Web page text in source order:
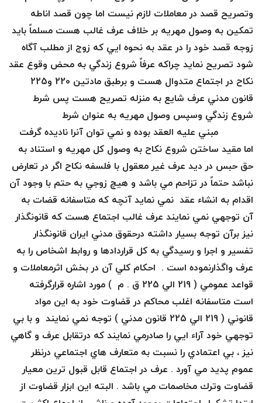
وتصريح قصد در معاملات لازم نيست اما چون قصد اناطه
تمكين به وصول مهريه بر خلاف عرف غالب هست مسلماً بايد
زوجه قصد خود را در عقد به نحوه ايي كه زوج از مطلب آگاه
شود تصريح نمايد چراكه عرفاً شروع زندگي به محض وقوع عقد
نكاح در اجتماع متدوال هست و برطبق مادتين 220 و225
قانون مدني عرف شايع به منزله تصريح هست پس شرط
شروع زندگي وسپس وصول مهريه به عنوان شرط
مبني عليه العقد بوده و نمي توان آنرا ناديده گرفت
اما مقيد ساختن شروع نكاح به وصول كل مهريه و استناد به
حق حبس در ديد عرف غير معقول با فلسفه نكاح اگر در تعارض
نباشد حتماً در تزاحم مي باشد و هيچ زوجي به حتم با وجود آن
اقدام به انشاء عقد نمي نمايد آنچه كه متاسفانه قضات به
آن توجهي نمي نمايند عرف غالب اجتماع هست كه قانونگذار
نيز برآن توجه بسيار داشته درحقوق مدني ايران قانونگذار
تفسير و اجرا و رسيدگي به كل قراردادها و روابط اشخاص را به
عرف واگذارنموده است . احكام كلي آن در بخش اثرمعاملات و
قواعد عمومي ( 219 الي 225 ق . م ) مورد اشاره قرارگرفته
است متاسفانه اغلب محاكم در قضاوت خود به اين مواد
قانوني ( 219 الي 225 قانون مدني ) توجه نمي نمايند و با بي
توجهي خود آراء ايي را صادرمي نمايند كه درتقابل عرف و گاهي
نيز ، بي اعتمادي را نسبت به متعارف هاي اجتماعي درنظر
عموم پديد مي آورد . عرف در اجتماع قابل قبول ترين معيار
قضاوت وترك مخاصمات مي باشد . البته اين ابزار قضاوت از